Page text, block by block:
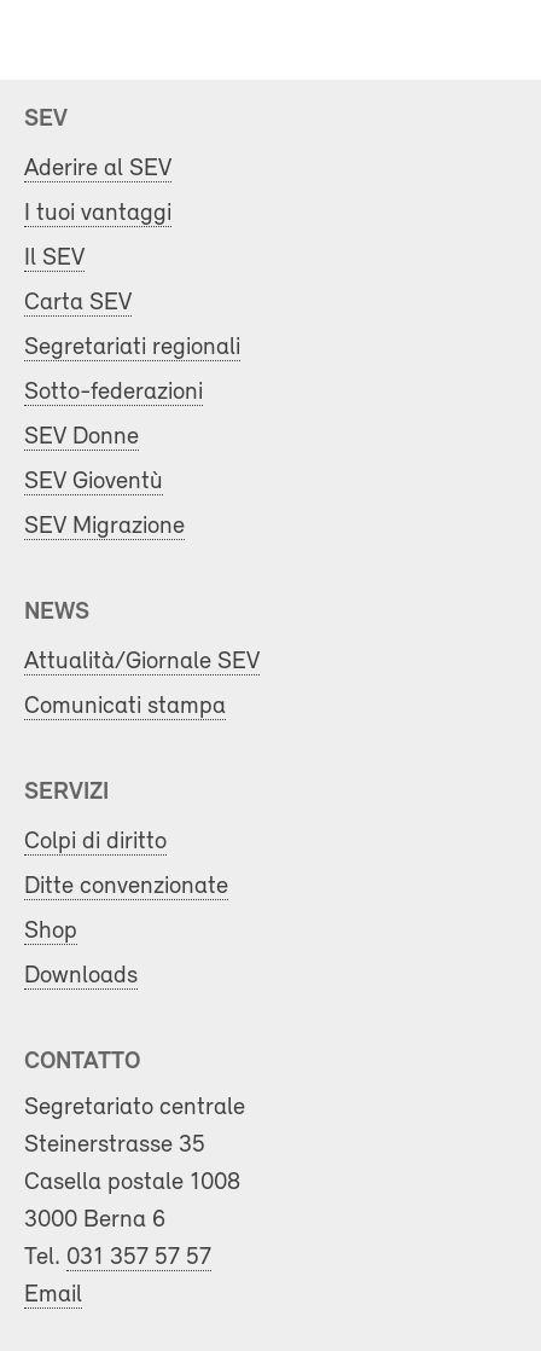
SEV
Aderire al SEV
I tuoi vantaggi
Il SEV
Carta SEV
Segretariati regionali
Sotto-federazioni
SEV Donne
SEV Gioventù
SEV Migrazione
NEWS
Attualità/Giornale SEV
Comunicati stampa
SERVIZI
Colpi di diritto
Ditte convenzionate
Shop
Downloads
CONTATTO
Segretariato centrale
Steinerstrasse 35
Casella postale 1008
3000 Berna 6
Tel. 031 357 57 57
Email